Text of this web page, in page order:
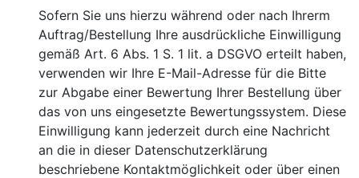
Sofern Sie uns hierzu während oder nach Ihrerm
Auftrag/Bestellung Ihre ausdrückliche Einwilligung
gemäß Art. 6 Abs. 1 S. 1 lit. a DSGVO erteilt haben,
verwenden wir Ihre E-Mail-Adresse für die Bitte
zur Abgabe einer Bewertung Ihrer Bestellung über
das von uns eingesetzte Bewertungssystem. Diese
Einwilligung kann jederzeit durch eine Nachricht
an die in dieser Datenschutzerklärung
beschriebene Kontaktmöglichkeit oder über einen